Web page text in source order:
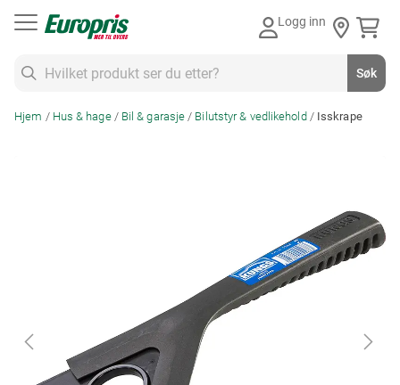
Logg inn
Søk
Hjem Hus & hage Bil & garasje Bilutstyr & vedlikehold Isskrape